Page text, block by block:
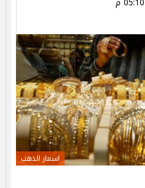
اسعار الذهب